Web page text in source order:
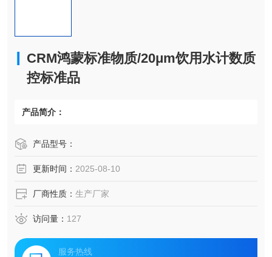
CRM鸿蒙标准物质/20μm饮用水计数质
控标准品
产品简介：
产品型号：
更新时间： 2025-08-10
厂商性质： 生产厂家
访问量： 127
服务热线